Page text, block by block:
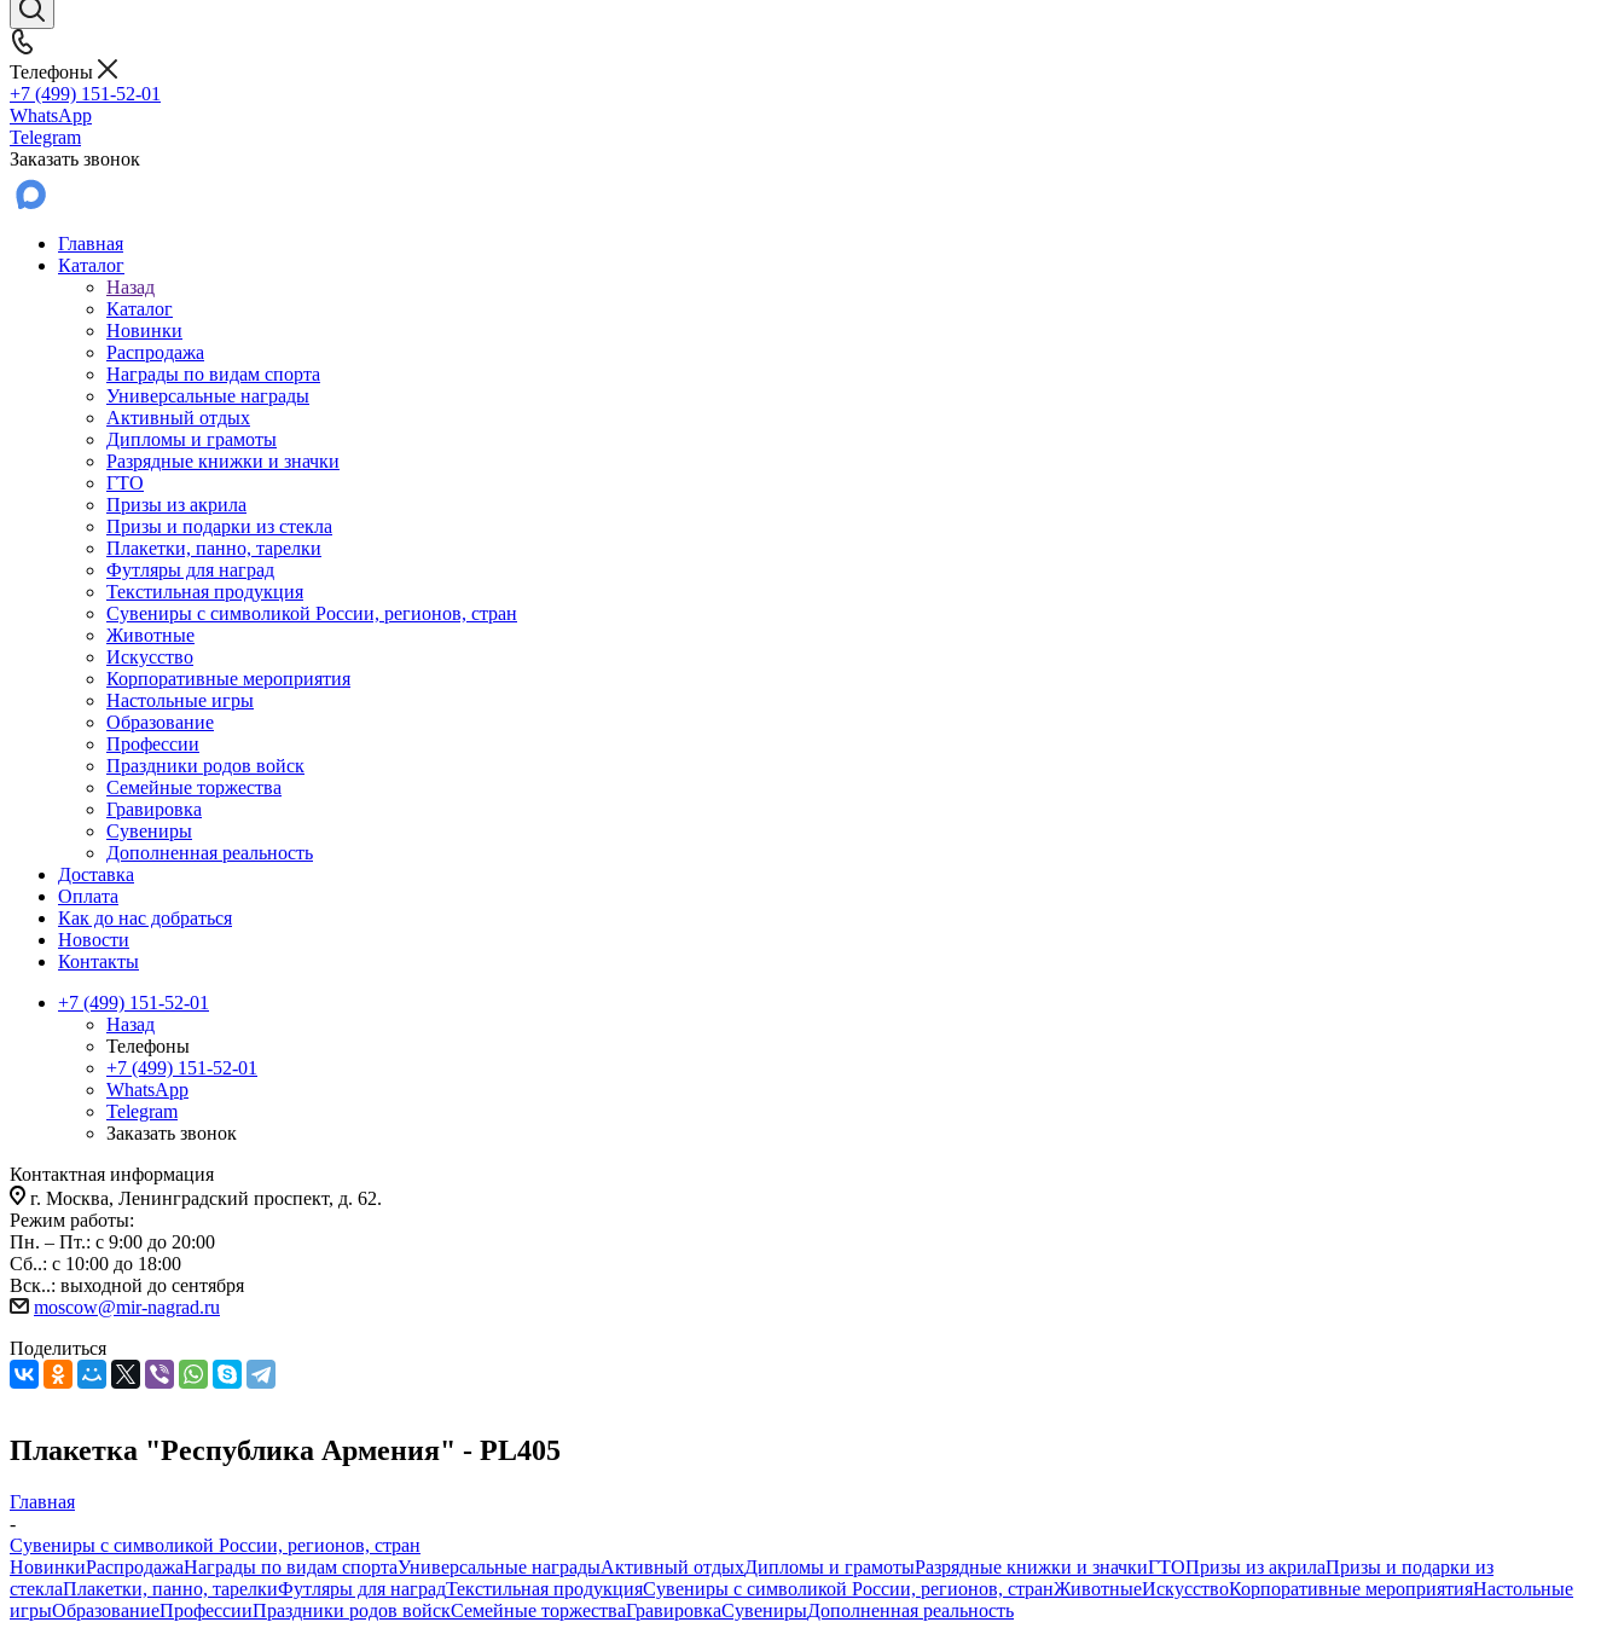
Телефоны
+7 (499) 151-52-01
WhatsApp
Telegram
Заказать звонок
Главная
Каталог
Назад
Каталог
Новинки
Распродажа
Награды по видам спорта
Универсальные награды
Активный отдых
Дипломы и грамоты
Разрядные книжки и значки
ГТО
Призы из акрила
Призы и подарки из стекла
Плакетки, панно, тарелки
Футляры для наград
Текстильная продукция
Сувениры с символикой России, регионов, стран
Животные
Искусство
Корпоративные мероприятия
Настольные игры
Образование
Профессии
Праздники родов войск
Семейные торжества
Гравировка
Сувениры
Дополненная реальность
Доставка
Оплата
Как до нас добраться
Новости
Контакты
+7 (499) 151-52-01
Назад
Телефоны
+7 (499) 151-52-01
WhatsApp
Telegram
Заказать звонок
Контактная информация
г. Москва, Ленинградский проспект, д. 62.
Режим работы:
Пн. – Пт.: с 9:00 до 20:00
Сб..: с 10:00 до 18:00
Вск..: выходной до сентября
moscow@mir-nagrad.ru
Поделиться
Плакетка "Республика Армения" - PL405
Главная
-
Сувениры с символикой России, регионов, стран
НовинкиРаспродажаНаграды по видам спортаУниверсальные наградыАктивный отдыхДипломы и грамотыРазрядные книжки и значкиГТОПризы из акрилаПризы и подарки из
стеклаПлакетки, панно, тарелкиФутляры для наградТекстильная продукцияСувениры с символикой России, регионов, странЖивотныеИскусствоКорпоративные мероприятияНастольные
игрыОбразованиеПрофессииПраздники родов войскСемейные торжестваГравировкаСувенирыДополненная реальность